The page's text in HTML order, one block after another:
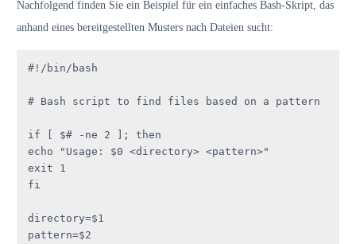
Nachfolgend finden Sie ein Beispiel für ein einfaches Bash-Skript, das
anhand eines bereitgestellten Musters nach Dateien sucht:
#!/bin/bash
# Bash script to find files based on a pattern
if [ $# -ne 2 ]; then
echo "Usage: $0 <directory> <pattern>"
exit 1
fi
directory=$1
pattern=$2